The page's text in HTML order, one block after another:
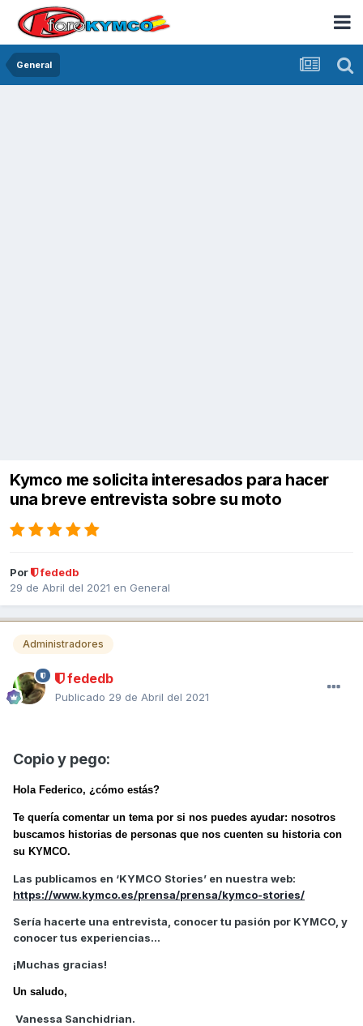
General
Kymco me solicita interesados para hacer
una breve entrevista sobre su moto
Por
fededb
29 de Abril del 2021 en General
Administradores
fededb
Publicado 29 de Abril del 2021
Copio y pego:
Hola Federico, ¿cómo estás?
Te quería comentar un tema por si nos puedes ayudar: nosotros
buscamos historias de personas que nos cuenten su historia con
su KYMCO.
Las publicamos en ‘KYMCO Stories’ en nuestra web:
https://www.kymco.es/prensa/prensa/kymco-stories/
Sería hacerte una entrevista, conocer tu pasión por KYMCO, y
conocer tus experiencias…
¡Muchas gracias!
Un saludo,
Vanessa Sanchidrian.